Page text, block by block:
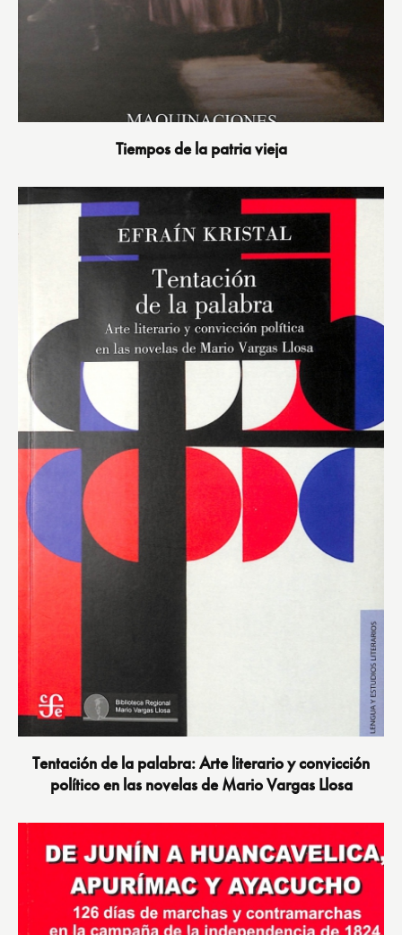
Tiempos de la patria vieja
Tentación de la palabra: Arte literario y convicción
político en las novelas de Mario Vargas Llosa